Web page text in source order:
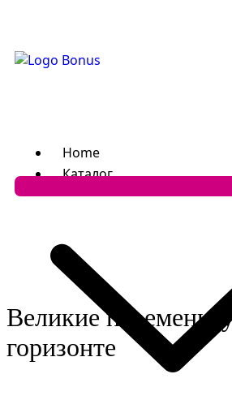
Home
Каталог
Великие перемены
горизонте